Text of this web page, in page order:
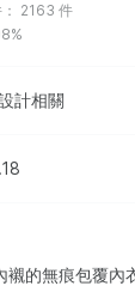
2163 件
計相關
的無痕包覆內